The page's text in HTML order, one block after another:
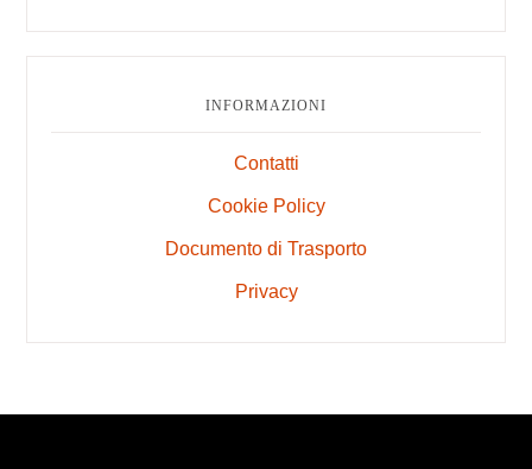
INFORMAZIONI
Contatti
Cookie Policy
Documento di Trasporto
Privacy